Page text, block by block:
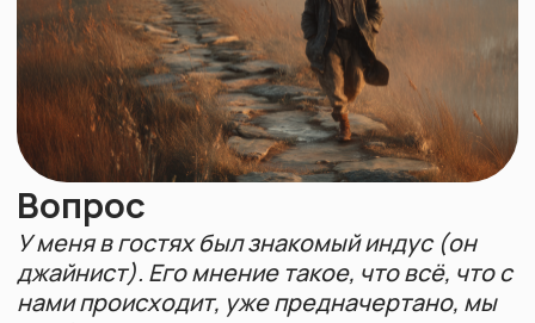
Видеокурсы
О преподавателе
Войти в ЛК
Йогический блог
Вопрос
У меня в гостях был знакомый индус (он
джайнист). Его мнение такое, что всё, что с
нами происходит, уже предначертано, мы
вообще никак ни на что повлиять не можем.
И предвидение — это не что иное, как
прочтение того, что должно случиться.
Ответ
В джайнизме концепция кармической
предопределённости более сложная, чем
полный фатализм — у них там восемь видов
кармы, и не все из них фатально связывают
душу.